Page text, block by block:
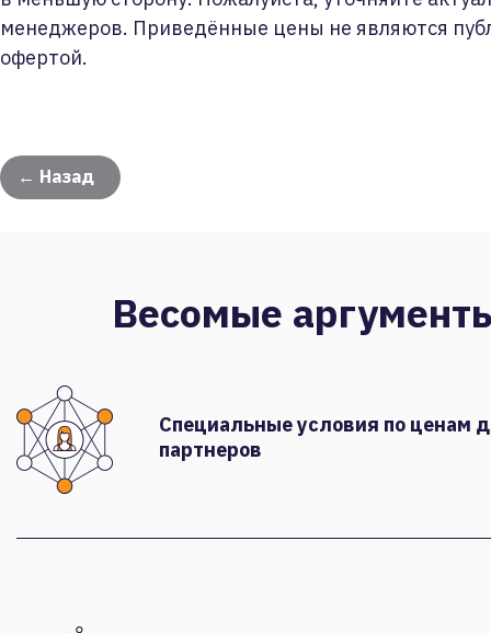
менеджеров. Приведённые цены не являются
офертой.
← Назад
Весомые
Специальные условия по ценам
партнеров